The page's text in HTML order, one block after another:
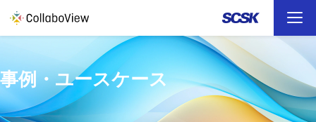
ソリューション
事例・ユースケース